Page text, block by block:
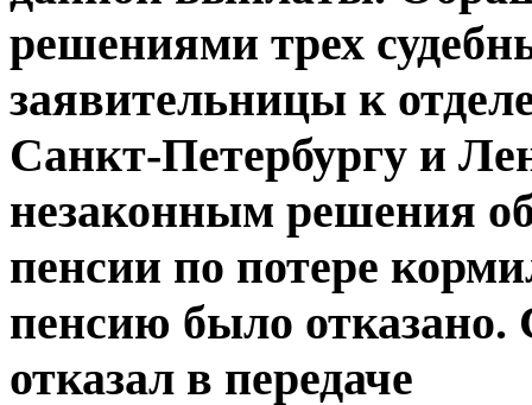
решениями трех
заявительницы к
Санкт-Петербургу и
незаконным решения
пенсии по потере
пенсию было отказано.
отказал в передаче